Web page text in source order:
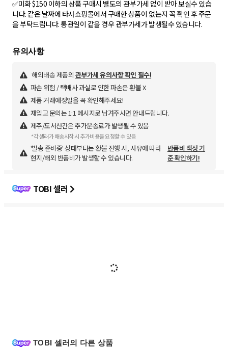
✅미화 $150 이하의 상품 구매시 별도의 관부가세 없이 받아 보실수 있습
니다. 같은 날짜에 타사쇼핑몰에서 구매한 상품이 없는지 꼭 확인 후 주문
을 부탁드립니다. 통관일이 같을 경우 관부가세가 발생될수 있습니다.
유의사항
해외배송 제품의 관부가세 유의사항 확인 필수!
파손 위험 / 택배사 과실로 인한 파손은 환불 X
제품 거래예정일을 꼭 확인해주세요!
재입고 문의는 1:1 메시지로 남겨주시면 안내드립니다.
제주/도서산간은 추가운송료가 발생될 수 있음
*각 셀러가 배송시작 시 추가비용을 요청할 수 있음
'발송 준비중' 상태부터는 환불 진행 시, 사유에 따라
현지/해외 반품비가 발생할 수 있습니다.
반품비 책정 기
준 확인하기!
TOBI 셀러
TOBI 셀러의 다른 상품